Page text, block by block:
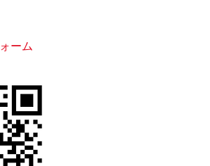
ーム